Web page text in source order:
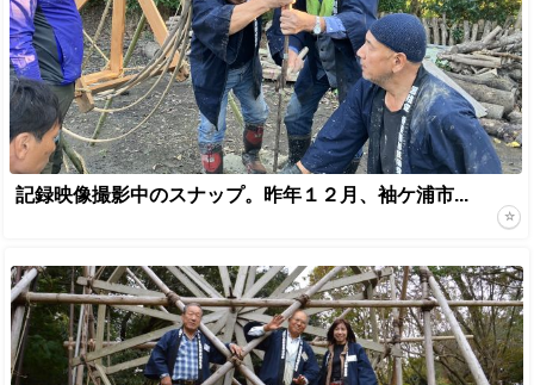
記録映像撮影中のスナップ。昨年１２月、袖ケ浦市...